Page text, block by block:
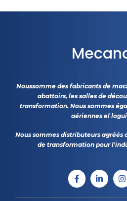
Noussomme des fabricants de
abattoirs, les salles de
transformation. Nous sommes
aériennes el
Nous sommes distributeurs agréés
de transformation pour